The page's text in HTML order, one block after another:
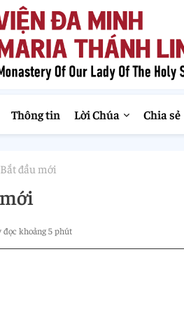
Thông tin Lời Chúa Chia sẻ
đầu mới
đọc khoảng 5 phút